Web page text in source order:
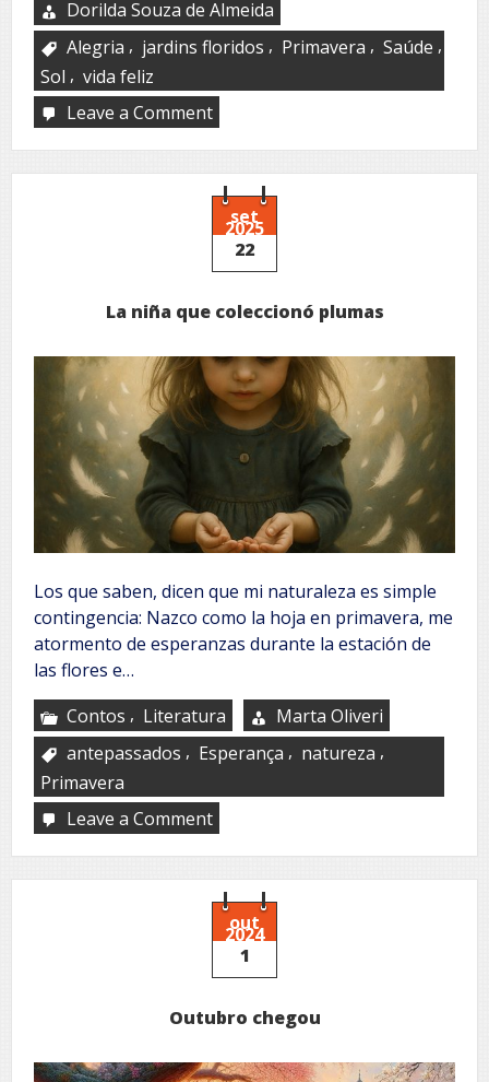
Dorilda Souza de Almeida
Alegria , jardins floridos , Primavera , Saúde ,
Sol , vida feliz
Leave a Commenton
instintiva
set
2025
22
La niña que coleccionó plumas
Los que saben, dicen que mi naturaleza es simple
contingencia: Nazco como la hoja en primavera, me
atormento de esperanzas durante la estación de
las flores e…
Contos , Literatura
Marta Oliveri
antepassados , Esperança , natureza ,
Primavera
Leave a Commenton
niña
que
coleccionó
plumas
out
2024
1
Outubro chegou